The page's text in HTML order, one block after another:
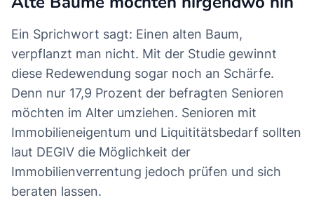
Ein Sprichwort sagt: Einen alten Baum,
verpflanzt man nicht. Mit der Studie gewinnt
diese Redewendung sogar noch an Schärfe.
Denn nur 17,9 Prozent der befragten Senioren
möchten im Alter umziehen. Senioren mit
Immobilieneigentum und Liquititätsbedarf sollten
laut DEGIV die Möglichkeit der
Immobilienverrentung jedoch prüfen und sich
beraten lassen.